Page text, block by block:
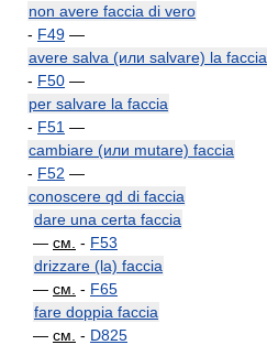
non avere faccia di vero
- F49 —
avere salva (или salvare) la faccia
- F50 —
per salvare la faccia
- F51 —
cambiare (или mutare) faccia
- F52 —
conoscere qd di faccia
dare una certa faccia
— см. - F53
drizzare (la) faccia
— см. - F65
fare doppia faccia
— см. - D825